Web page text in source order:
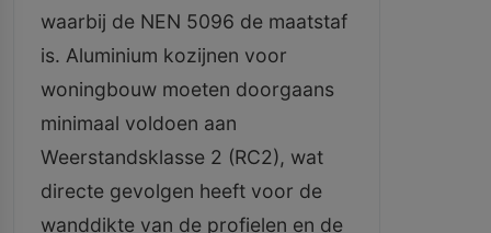
waarbij de NEN 5096 de maatstaf
is. Aluminium kozijnen voor
woningbouw moeten doorgaans
minimaal voldoen aan
Weerstandsklasse 2 (RC2), wat
directe gevolgen heeft voor de
wanddikte van de profielen en de